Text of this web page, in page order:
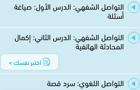
التواصل الشفهي: الدرس الأول: صياغة
أسئلة
التواصل الشفهي: الدرس الثاني: إكمال
المحادثة الهاتفية
اختبر نفسك >
التواصل اللغوي: سرد قصة